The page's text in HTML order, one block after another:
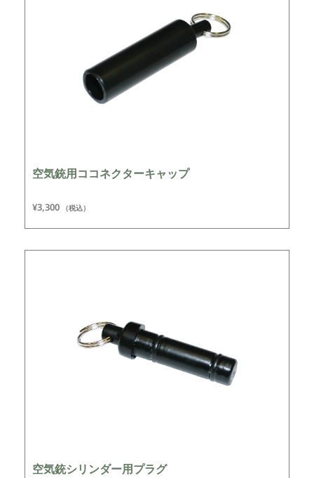
空気銃用ココネクターキャップ
¥3,300 （税込）
空気銃シリンダー用プラグ